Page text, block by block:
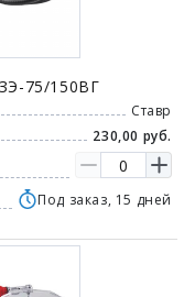
75/150ВГ
Ставр
230,00 руб.
Под заказ, 15 дней